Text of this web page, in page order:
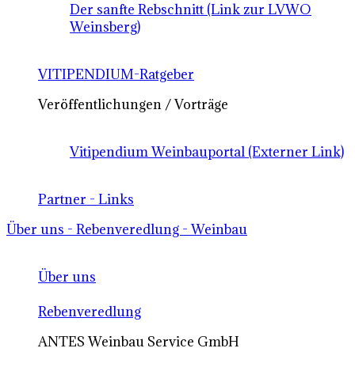
Der sanfte Rebschnitt (Link zur LVWO
Weinsberg)
VITIPENDIUM-Ratgeber
Veröffentlichungen / Vorträge
Vitipendium Weinbauportal (Externer Link)
Partner - Links
Über uns - Rebenveredlung - Weinbau
Über uns
Rebenveredlung
ANTES Weinbau Service GmbH